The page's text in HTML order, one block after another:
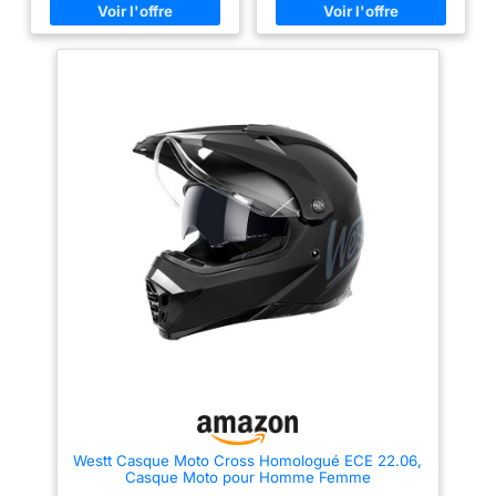
amovible.
orifice oculaire ultra-large offre
une excellente vision
yeux. Ventilation : Le système
de ventilation à sept positions
autour de ce casque bi-sport
assure une entrée d'air
adéquate. Les coussinets
intérieurs confortables et
amovibles ont moins de
coutures pour réduire les points
de tension sur le cuir chevelu
du porteur. Fermeture rapide et
protège-menton amovible.
orifice oculaire ultra-large offre
une excellente vision
yeux. Ventilation : Le système
de ventilation à sept positions
autour de ce casque bi-sport
assure une entrée d'air
adéquate. Les coussinets
intérieurs confortables et
amovibles ont moins de
coutures pour réduire les points
de tension sur le cuir chevelu
du porteur. Fermeture rapide et
protège-menton amovible.
Westt Casque Moto Cross Homologué ECE 22.06,
Casque Moto pour Homme Femme